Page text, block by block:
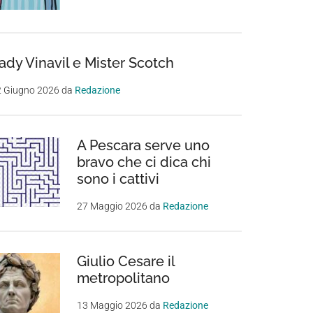
Vinavil e Mister Scotch
Giugno 2026 da Redazione
A Pescara serve uno
bravo che ci dica chi
sono i cattivi
27 Maggio 2026 da Redazione
Giulio Cesare il
metropolitano
13 Maggio 2026 da Redazione